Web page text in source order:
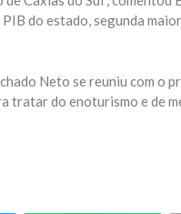
do estado, segunda
Neto se reuniu com
tratar do enoturismo e de